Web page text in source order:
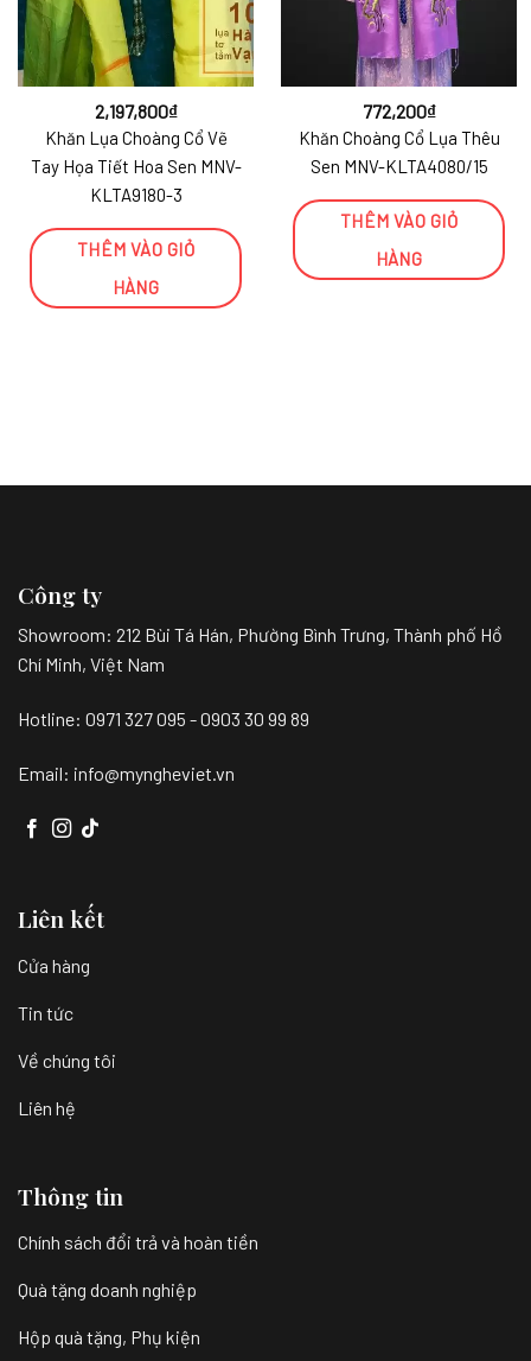
2,197,800₫
Khăn Lụa Choàng Cổ Vẽ
Tay Họa Tiết Hoa Sen MNV-
KLTA9180-3
THÊM VÀO GIỎ
HÀNG
772,200₫
Khăn Choàng Cổ Lụa Thêu
Sen MNV-KLTA4080/15
THÊM VÀO GIỎ
HÀNG
Công ty
Showroom: 212 Bùi Tá Hán, Phường Bình Trưng, Thành phố Hồ
Chí Minh, Việt Nam
Hotline: 0971 327 095 - 0903 30 99 89
Email: info@myngheviet.vn
Liên kết
Cửa hàng
Tin tức
Về chúng tôi
Liên hệ
Thông tin
Chính sách đổi trả và hoàn tiền
Quà tặng doanh nghiệp
Hộp quà tặng, Phụ kiện